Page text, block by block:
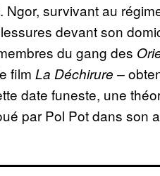
Ngor, survivant au
devant son
du gang des
film La Déchirure –
date funeste, une
par Pol Pot dans son